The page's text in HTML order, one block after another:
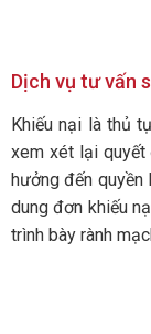
Dịch vụ tư vấn
Khiếu nại là thủ
xem xét lại quyết
hưởng đến quyền
dung đơn khiếu
trình bày rành